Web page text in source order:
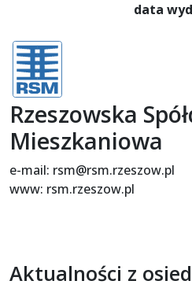
data
Rzeszowska
Mieszkaniowa
e-mail: rsm@rsm.rzeszow.pl
www: rsm.rzeszow.pl
Aktualności z